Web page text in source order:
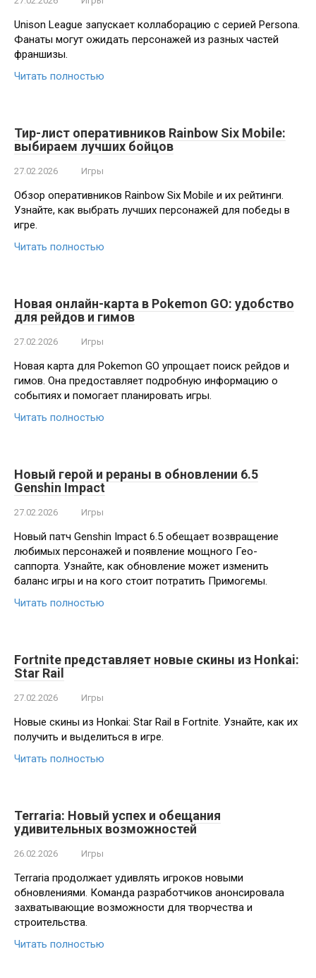
Unison League запускает коллаборацию с серией Persona.
Фанаты могут ожидать персонажей из разных частей
франшизы.
Читать полностью
Тир-лист оперативников Rainbow Six Mobile:
выбираем лучших бойцов
27.02.2026 Игры
Обзор оперативников Rainbow Six Mobile и их рейтинги.
Узнайте, как выбрать лучших персонажей для победы в
игре.
Читать полностью
Новая онлайн-карта в Pokemon GO: удобство
для рейдов и гимов
27.02.2026 Игры
Новая карта для Pokemon GO упрощает поиск рейдов и
гимов. Она предоставляет подробную информацию о
событиях и помогает планировать игры.
Читать полностью
Новый герой и рераны в обновлении 6.5
Genshin Impact
27.02.2026 Игры
Новый патч Genshin Impact 6.5 обещает возвращение
любимых персонажей и появление мощного Гео-
саппорта. Узнайте, как обновление может изменить
баланс игры и на кого стоит потратить Примогемы.
Читать полностью
Fortnite представляет новые скины из Honkai:
Star Rail
27.02.2026 Игры
Новые скины из Honkai: Star Rail в Fortnite. Узнайте, как их
получить и выделиться в игре.
Читать полностью
Terraria: Новый успех и обещания
удивительных возможностей
26.02.2026 Игры
Terraria продолжает удивлять игроков новыми
обновлениями. Команда разработчиков анонсировала
захватывающие возможности для творчества и
строительства.
Читать полностью